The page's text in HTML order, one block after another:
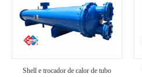
Shell e trocador de calor de tubo